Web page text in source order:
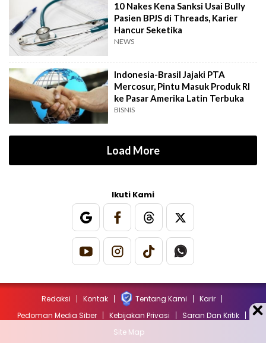
10 Nakes Kena Sanksi Usai Bully
Pasien BPJS di Threads, Karier
Hancur Seketika
NEWS
Indonesia-Brasil Jajaki PTA
Mercosur, Pintu Masuk Produk RI
ke Pasar Amerika Latin Terbuka
BISNIS
Load More
Ikuti Kami
Redaksi Kontak Tentang Kami
Karir
Pedoman Media Siber
Kebijakan Privasi
Saran Dan Kritik
Site Map